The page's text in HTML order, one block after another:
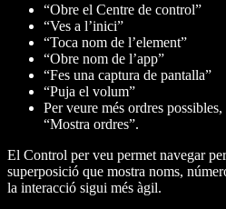
“Obre el Centre de control”
“Ves a l’inici”
“Toca nom de l’element”
“Obre nom de l’app”
“Fes una captura de pantalla”
“Puja el volum”
Per veure més ordres
“Mostra ordres”.
El Control per veu permet navegar
superposició que mostra noms,
la interacció sigui més àgil.